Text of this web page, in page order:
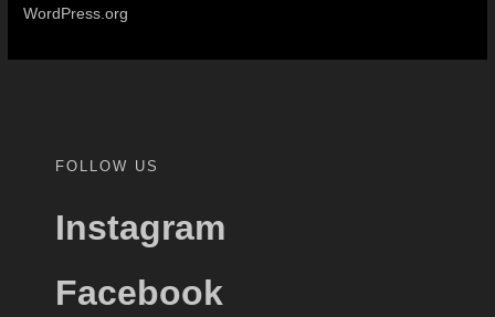
WordPress.org
FOLLOW US
Instagram
Facebook